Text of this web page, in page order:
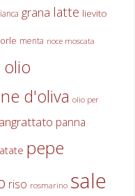
grana latte lievito
menta noce moscata
olio
d'oliva olio per
panna
pepe
riso rosmarino sale